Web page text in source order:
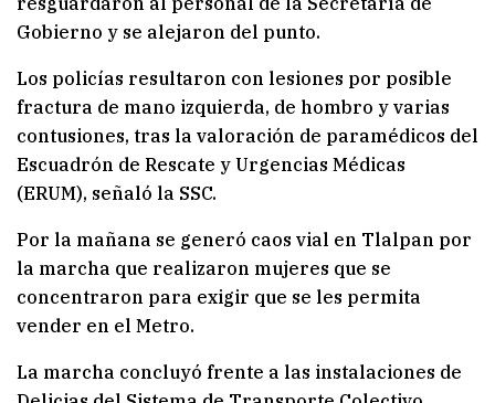
Gobierno y se alejaron del punto.
Los policías resultaron con lesiones por posible
fractura de mano izquierda, de hombro y varias
contusiones, tras la valoración de paramédicos del
Escuadrón de Rescate y Urgencias Médicas
(ERUM), señaló la SSC.
Por la mañana se generó caos vial en Tlalpan por
la marcha que realizaron mujeres que se
concentraron para exigir que se les permita
vender en el Metro.
La marcha concluyó frente a las instalaciones de